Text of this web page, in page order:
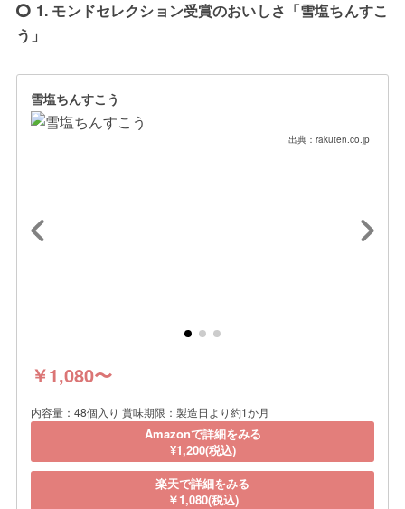
1. モンドセレクション受賞のおいしさ「雪塩ちんすこ
う」
雪塩ちんすこう
出典：rakuten.co.jp
￥1,080〜
内容量：48個入り 賞味期限：製造日より約1か月
Amazonで詳細をみる
¥1,200(税込)
楽天で詳細をみる
￥1,080(税込)